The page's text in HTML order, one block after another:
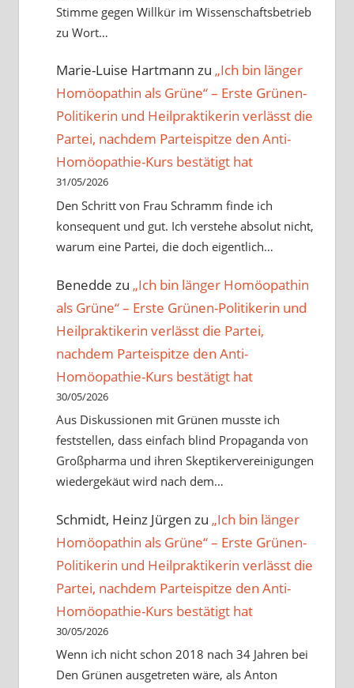
Stimme gegen Willkür im Wissenschaftsbetrieb
zu Wort…
Marie-Luise Hartmann zu „Ich bin länger
Homöopathin als Grüne“ – Erste Grünen-
Politikerin und Heilpraktikerin verlässt die
Partei, nachdem Parteispitze den Anti-
Homöopathie-Kurs bestätigt hat
31/05/2026
Den Schritt von Frau Schramm finde ich
konsequent und gut. Ich verstehe absolut nicht,
warum eine Partei, die doch eigentlich…
Benedde zu „Ich bin länger Homöopathin
als Grüne“ – Erste Grünen-Politikerin und
Heilpraktikerin verlässt die Partei,
nachdem Parteispitze den Anti-
Homöopathie-Kurs bestätigt hat
30/05/2026
Aus Diskussionen mit Grünen musste ich
feststellen, dass einfach blind Propaganda von
Großpharma und ihren Skeptikervereinigungen
wiedergekäut wird nach dem…
Schmidt, Heinz Jürgen zu „Ich bin länger
Homöopathin als Grüne“ – Erste Grünen-
Politikerin und Heilpraktikerin verlässt die
Partei, nachdem Parteispitze den Anti-
Homöopathie-Kurs bestätigt hat
30/05/2026
Wenn ich nicht schon 2018 nach 34 Jahren bei
Den Grünen ausgetreten wäre, als Anton